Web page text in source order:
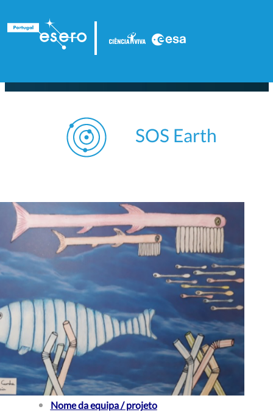
SOS Earth
Nome da equipa / projeto